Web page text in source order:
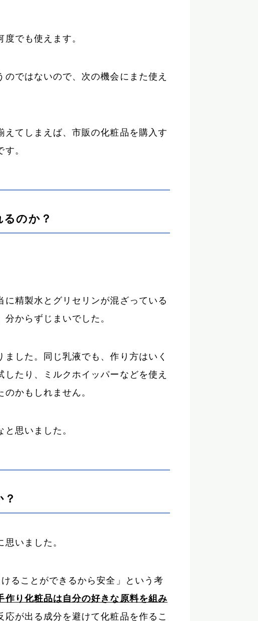
でも使えます。
ではないので、次の機会にまた使え
てしまえば、市販の化粧品を購入す
。
のか？
精製水とグリセリンが混ざっている
からずじまいでした。
した。同じ乳液でも、作り方はいく
たり、ミルクホイッパーなどを使え
かもしれません。
思いました。
いました。
ることができるから安全」という考
作り化粧品は自分の好きな原料を組み
応が出る成分を避けて化粧品を作るこ